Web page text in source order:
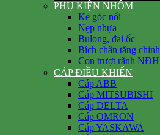
PHỤ KIỆN NHÔM
Ke góc nổi
Nẹp nhựa
Bulong, đai ốc
Bích chân tăng chỉnh
Con trượt rãnh NĐH
CÁP ĐIỀU KHIỂN
Cáp ABB
Cáp MITSUBISHI
Cáp DELTA
Cáp OMRON
Cáp YASKAWA